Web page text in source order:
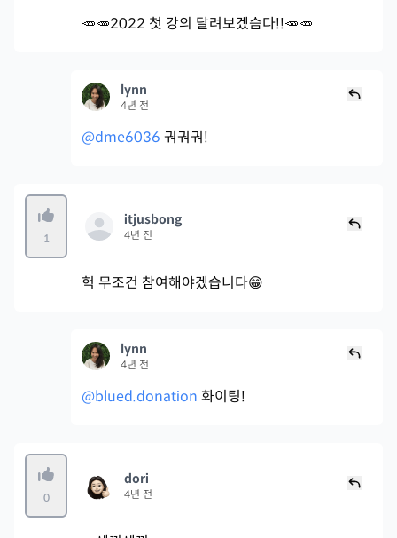
🥕🥕2022 첫 강의 달려보겠슴다!!🥕🥕
lynn
4년 전
@dme6036 궈궈궈!
1
itjusbong
4년 전
헉 무조건 참여해야겠습니다😁
lynn
4년 전
@blued.donation 화이팅!
0
dori
4년 전